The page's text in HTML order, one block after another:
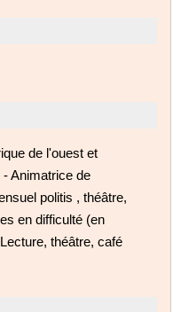
de l'ouest et
Animatrice de
politis , théâtre,
en difficulté (en
théâtre, café